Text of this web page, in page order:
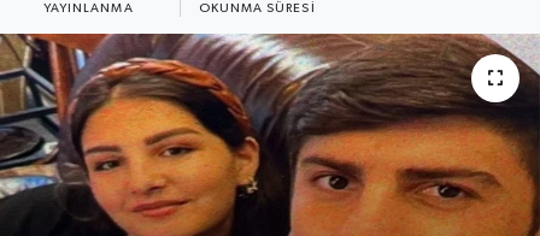
YAYINLANMA OKUNMA SÜRESI
Sağlık
Siyaset
Spor
Teknoloji